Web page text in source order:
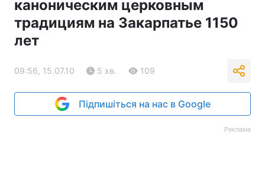
каноническим церковным
традициям на Закарпатье 1150
лет
09:56, 15.07.10 5 хв. 109
Підпишіться на нас в Google
Реклама